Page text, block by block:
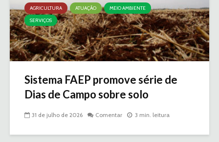
AGRICULTURA ATUAÇÃO
MEIO AMBIENTE
SERVIÇOS
Sistema FAEP promove série de
Dias de Campo sobre solo
31 de julho de 2026 Comentar 3 min. leitura